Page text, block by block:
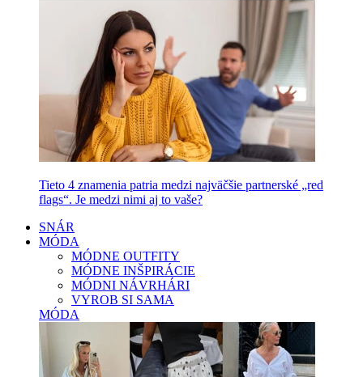
Tieto 4 znamenia patria medzi najväčšie partnerské „red
flags“. Je medzi nimi aj to vaše?
SNÁR
MÓDA
MÓDNE OUTFITY
MÓDNE INŠPIRÁCIE
MÓDNI NÁVRHÁRI
VYROB SI SAMA
MÓDA